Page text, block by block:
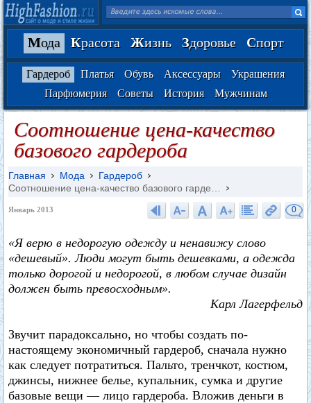
Мода Красота Жизнь Здоровье Спорт
Гардероб Платья Обувь Аксессуары
Украшения
Парфюмерия
Советы История Мужчинам
Соотношение цена-качество
базового гардероба
Главная Мода
Гардероб
Соотношение цена-качество базового гарде…
Январь 2013 0
«Я верю в недорогую одежду и ненавижу слово
«дешевый». Люди могут быть дешевками, а одежда
только дорогой и недорогой, в любом случае дизайн
должен быть превосходным».
Карл Лагерфельд
Звучит парадоксально, но чтобы создать по-
настоящему экономичный гардероб, сначала нужно
как следует потратиться. Пальто, тренчкот, костюм,
джинсы, нижнее белье, купальник, сумка и другие
базовые вещи — лицо гардероба. Вложив деньги в